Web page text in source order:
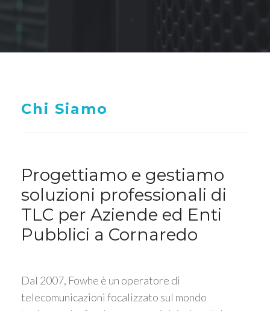
Chi Siamo
Progettiamo e gestiamo
soluzioni professionali di
TLC per Aziende ed Enti
Pubblici a Cornaredo
Dal 2007, Fowhe è un operatore di
telecomunicazioni focalizzato sul mondo